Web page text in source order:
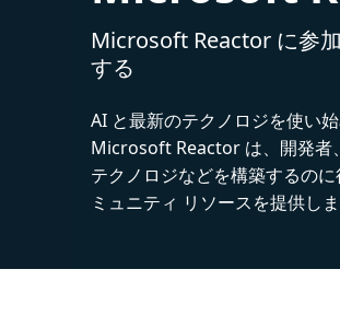
Microsoft Reactor に参
する
AI と最新のテクノロジを使い
Microsoft Reactor は、開発者
テクノロジなどを構築するの
ミュニティ リソースを提供し